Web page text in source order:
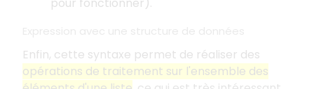
Enfin, cette syntaxe permet de réaliser des
opérations de traitement sur l'ensemble des